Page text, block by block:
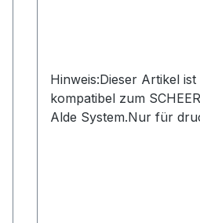
Hinweis:Dieser Artikel ist
kompatibel zum
Alde System.Nur für